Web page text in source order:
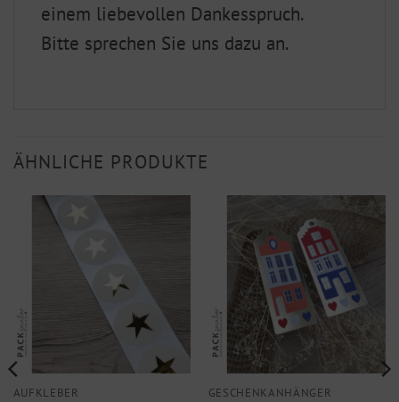
einem liebevollen Dankesspruch.
Bitte sprechen Sie uns dazu an.
ÄHNLICHE PRODUKTE
AUFKLEBER GESCHENKANHÄNGER